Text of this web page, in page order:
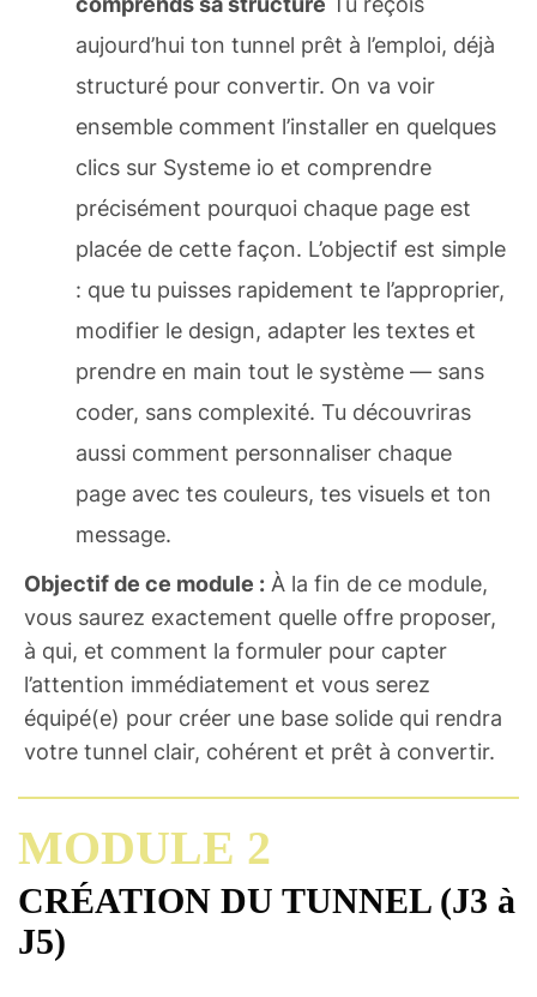
aujourd’hui ton tunnel prêt à l’emploi, déjà
structuré pour convertir. On va voir
ensemble comment l’installer en quelques
clics sur Systeme io et comprendre
précisément pourquoi chaque page est
placée de cette façon. L’objectif est simple
: que tu puisses rapidement te l’approprier,
modifier le design, adapter les textes et
prendre en main tout le système — sans
coder, sans complexité. Tu découvriras
aussi comment personnaliser chaque
page avec tes couleurs, tes visuels et ton
message.
Objectif de ce module : À la fin de ce module,
vous saurez exactement quelle offre proposer,
à qui, et comment la formuler pour capter
l’attention immédiatement et vous serez
équipé(e) pour créer une base solide qui rendra
votre tunnel clair, cohérent et prêt à convertir.
MODULE 2
CRÉATION DU TUNNEL (J3 à
J5)